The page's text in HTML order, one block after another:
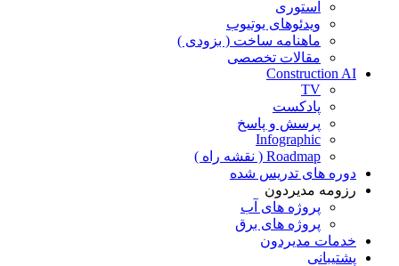
استوری
ویدئوهای یوتیوب
ماهنامه ساخت ( بزودی )
مقالات تخصصی
Construction AI
TV
پادکست
پرسش و پاسخ
Infographic
Roadmap ( نقشه راه )
دوره های تدریس شده
رزومه مدیردون
پروژه های آب
پروژه های برق
خدمات مدیردون
پشتیبانی